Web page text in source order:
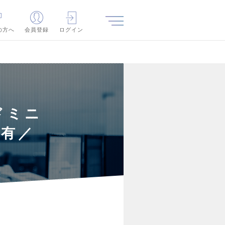
方へ 会員登録 ログイン
ミニ
／